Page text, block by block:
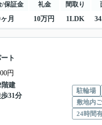
/保証金 礼金 間取り
月 10万円 1LDK
ト
円
階建
歩31分
駐輪場
敷地内
24時間